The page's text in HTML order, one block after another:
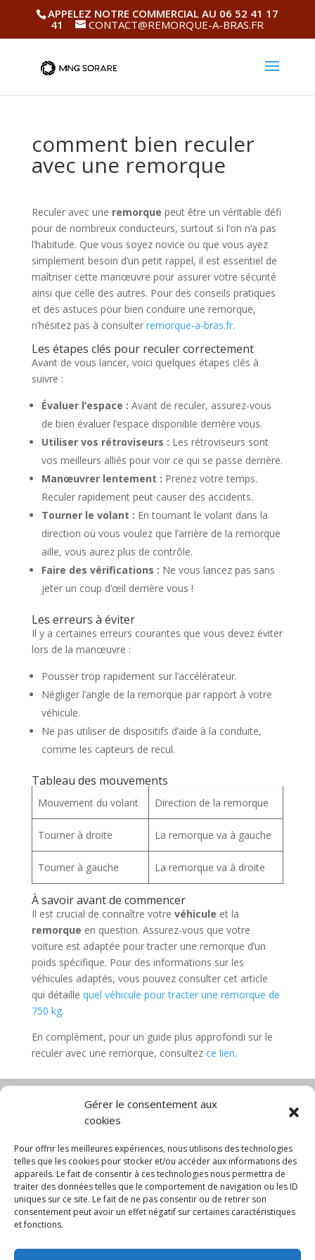
Gérer le consentement aux
cookies
Pour offrir les meilleures expériences, nous utilisons des technologies
telles que les cookies pour stocker et/ou accéder aux informations des
appareils. Le fait de consentir à ces technologies nous permettra de
traiter des données telles que le comportement de navigation ou les ID
uniques sur ce site. Le fait de ne pas consentir ou de retirer son
consentement peut avoir un effet négatif sur certaines caractéristiques
et fonctions.
APPELEZ NOTRE COMMERCIAL AU 06 52 41 17
41
CONTACT@REMORQUE-A-BRAS.FR
comment bien reculer
avec une remorque
Reculer avec une remorque peut être un véritable défi
pour de nombreux conducteurs, surtout si l’on n’a pas
l’habitude. Que vous soyez novice ou que vous ayez
simplement besoin d’un petit rappel, il est essentiel de
maîtriser cette manœuvre pour assurer votre sécurité
ainsi que celle des autres. Pour des conseils pratiques
et des astuces pour bien conduire une remorque,
n’hésitez pas à consulter remorque-a-bras.fr.
Les étapes clés pour reculer correctement
Avant de vous lancer, voici quelques étapes clés à
suivre :
Évaluer l’espace : Avant de reculer, assurez-vous
de bien évaluer l’espace disponible derrière vous.
Utiliser vos rétroviseurs : Les rétroviseurs sont
vos meilleurs alliés pour voir ce qui se passe derrière.
Manœuvrer lentement : Prenez votre temps.
Reculer rapidement peut causer des accidents.
Tourner le volant : En tournant le volant dans la
direction où vous voulez que l’arrière de la remorque
aille, vous aurez plus de contrôle.
Faire des vérifications : Ne vous lancez pas sans
jeter un coup d’œil derrière vous !
Les erreurs à éviter
Il y a certaines erreurs courantes que vous devez éviter
lors de la manœuvre :
Pousser trop rapidement sur l’accélérateur.
Négliger l’angle de la remorque par rapport à votre
véhicule.
Ne pas utiliser de dispositifs d’aide à la conduite,
comme les capteurs de recul.
Tableau des mouvements
Mouvement du volant Direction de la remorque
Tourner à droite La remorque va à gauche
Tourner à gauche La remorque va à droite
À savoir avant de commencer
Il est crucial de connaître votre véhicule et la
remorque en question. Assurez-vous que votre
voiture est adaptée pour tracter une remorque d’un
poids spécifique. Pour des informations sur les
véhicules adaptés, vous pouvez consulter cet article
qui détaille quel véhicule pour tracter une remorque de
750 kg.
En complément, pour un guide plus approfondi sur le
reculer avec une remorque, consultez ce lien.
Diable électrique
Chariot manutention
CGV
Mentions légales
Politique de confidentialité et protection des
données
Paiement sécurisé
Gérer mes cookies